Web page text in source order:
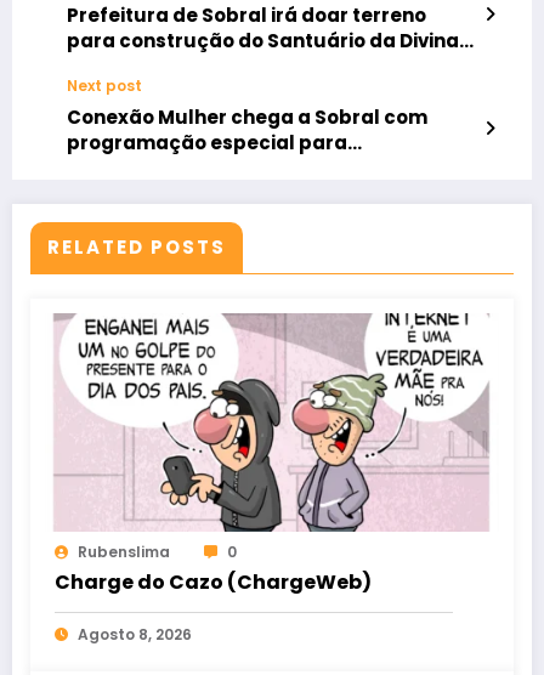
Prefeitura de Sobral irá doar terreno
para construção do Santuário da Divina
Next post
Conexão Mulher chega a Sobral com
programação especial para
RELATED POSTS
Rubenslima 0
Charge do Cazo (ChargeWeb)
Agosto 8, 2026